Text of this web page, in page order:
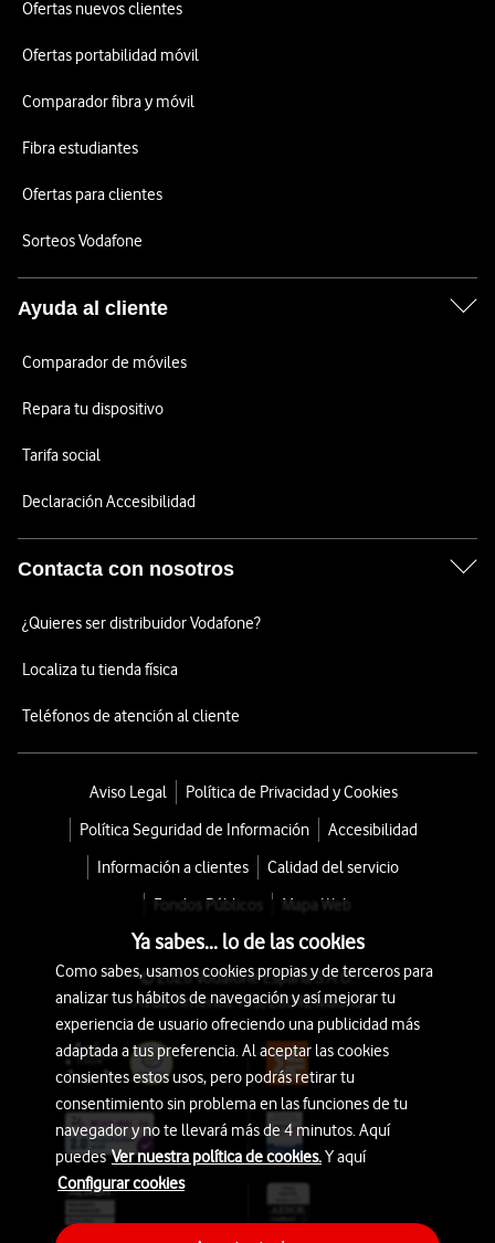
Ofertas nuevos clientes
Ofertas portabilidad móvil
Comparador fibra y móvil
Fibra estudiantes
Ofertas para clientes
Sorteos Vodafone
Ayuda al cliente
Comparador de móviles
Repara tu dispositivo
Tarifa social
Declaración Accesibilidad
Contacta con nosotros
¿Quieres ser distribuidor Vodafone?
Localiza tu tienda física
Teléfonos de atención al cliente
Aviso Legal
Política de Privacidad y Cookies
Política Seguridad de Información
Accesibilidad
Información a clientes
Calidad del servicio
Fondos Públicos
Mapa Web
© 2026 Vodafone España S.A.U.
Avda. América 115, 28042 Madrid
Ya sabes... lo de las cookies
Como sabes, usamos cookies propias y de terceros para
analizar tus hábitos de navegación y así mejorar tu
experiencia de usuario ofreciendo una publicidad más
adaptada a tus preferencia. Al aceptar las cookies
consientes estos usos, pero podrás retirar tu
consentimiento sin problema en las funciones de tu
navegador y no te llevará más de 4 minutos. Aquí
puedesVer nuestra política de cookies.Y aquí
Configurar cookies